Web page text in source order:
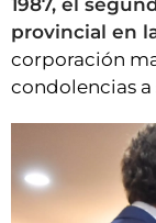
1987, el
provincial en
corporación
condolencias